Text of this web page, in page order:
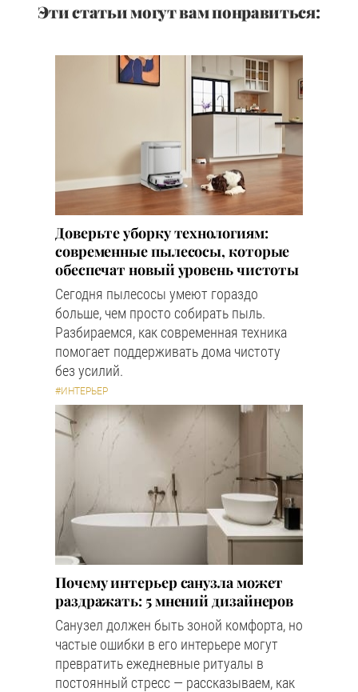
Эти статьи могут вам понравиться:
Доверьте уборку технологиям:
современные пылесосы, которые
обеспечат новый уровень чистоты
Сегодня пылесосы умеют гораздо
больше, чем просто собирать пыль.
Разбираемся, как современная техника
помогает поддерживать дома чистоту
без усилий.
#ИНТЕРЬЕР
Почему интерьер санузла может
раздражать: 5 мнений дизайнеров
Санузел должен быть зоной комфорта, но
частые ошибки в его интерьере могут
превратить ежедневные ритуалы в
постоянный стресс — рассказываем, как